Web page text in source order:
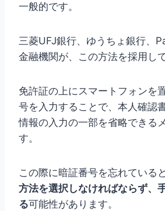
一般的です。
三菱UFJ銀行、ゆうちょ銀行、
金融機関が、この方法を採用し
免許証の上にスマートフォンを
号を入力することで、本人確認
情報の入力の一部を省略できる
す。
この際に暗証番号を忘れていると
方法を選択しなければならず、
る可能性があります。